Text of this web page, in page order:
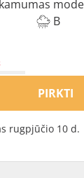
B
PIRKTI
rugpjūčio 10 d.